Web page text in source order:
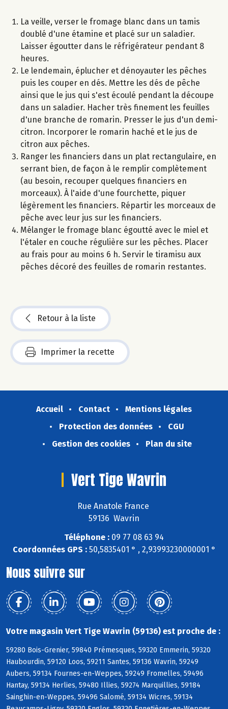
La veille, verser le fromage blanc dans un tamis
doublé d'une étamine et placé sur un saladier.
Laisser égoutter dans le réfrigérateur pendant 8
heures.
Le lendemain, éplucher et dénoyauter les pêches
puis les couper en dés. Mettre les dés de pêche
ainsi que le jus qui s'est écoulé pendant la découpe
dans un saladier. Hacher très finement les feuilles
d'une branche de romarin. Presser le jus d'un demi-
citron. Incorporer le romarin haché et le jus de
citron aux pêches.
Ranger les financiers dans un plat rectangulaire, en
serrant bien, de façon à le remplir complètement
(au besoin, recouper quelques financiers en
morceaux). À l'aide d'une fourchette, piquer
légèrement les financiers. Répartir les morceaux de
pêche avec leur jus sur les financiers.
Mélanger le fromage blanc égoutté avec le miel et
l'étaler en couche régulière sur les pêches. Placer
au frais pour au moins 6 h. Servir le tiramisu aux
pêches décoré des feuilles de romarin restantes.
Retour à la liste
Imprimer la recette
Accueil Contact
Mentions légales
Protection des données
CGU
Gestion des cookies
Plan du site
Vert Tige Wavrin
Rue Anatole France
59136 Wavrin
Téléphone : 09 77 08 63 94
Coordonnées GPS :50,5835401 ° , 2,93993230000001 °
Nous suivre sur
Votre magasin Vert Tige Wavrin (59136) est proche de :
59280 Bois-Grenier, 59840 Prémesques, 59320 Emmerin, 59320
Haubourdin, 59120 Loos, 59211 Santes, 59136 Wavrin, 59249
Aubers, 59134 Fournes-en-Weppes, 59249 Fromelles, 59496
Hantay, 59134 Herlies, 59480 Illies, 59274 Marquillies, 59184
Sainghin-en-Weppes, 59496 Salomé, 59134 Wicres, 59134